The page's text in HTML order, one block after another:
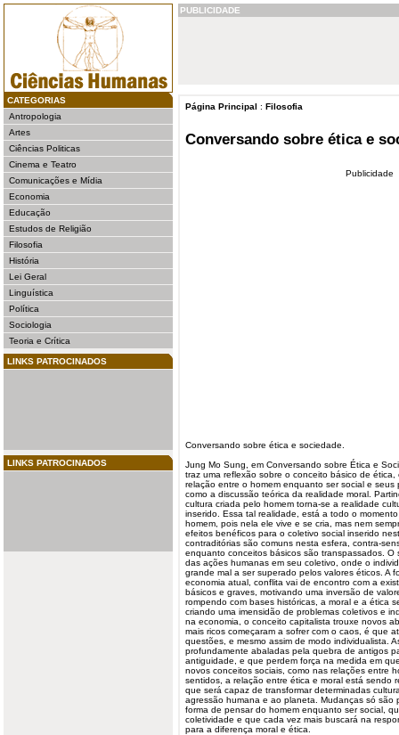
CATEGORIAS
Antropologia
Artes
Ciências Politicas
Cinema e Teatro
Comunicações e Mídia
Economia
Educação
Estudos de Religião
Filosofia
História
Lei Geral
Linguística
Política
Sociologia
Teoria e Crítica
LINKS PATROCINADOS
LINKS PATROCINADOS
PUBLICIDADE
Página Principal : Filosofia
Conversando sobre ética e
Publicidade
Conversando sobre ética e sociedade
Jung Mo Sung, em Conversando sobre Ética e
traz uma reflexão sobre o conceito básico de
relação entre o homem enquanto ser social e
como a discussão teórica da realidade moral.
cultura criada pelo homem torna-se a realidade
inserido. Essa tal realidade, está a todo o
homem, pois nela ele vive e se cria, mas nem
efeitos benéficos para o coletivo social inserido
contraditórias são comuns nesta esfera, contra-
enquanto conceitos básicos são transpassados.
das ações humanas em seu coletivo, onde o
grande mal a ser superado pelos valores éticos. A
economia atual, conflita vai de encontro com a
básicos e graves, motivando uma inversão de
rompendo com bases históricas, a moral e a ética
criando uma imensidão de problemas coletivos e
na economia, o conceito capitalista trouxe novos
mais ricos começaram a sofrer com o caos, é que
questões, e mesmo assim de modo individualista.
profundamente abaladas pela quebra de antigos
antiguidade, e que perdem força na medida em
novos conceitos sociais, como nas relações entre
sentidos, a relação entre ética e moral está sendo
que será capaz de transformar determinadas
agressão humana e ao planeta. Mudanças só são
forma de pensar do homem enquanto ser social,
coletividade e que cada vez mais buscará na
para a diferença moral e ética.